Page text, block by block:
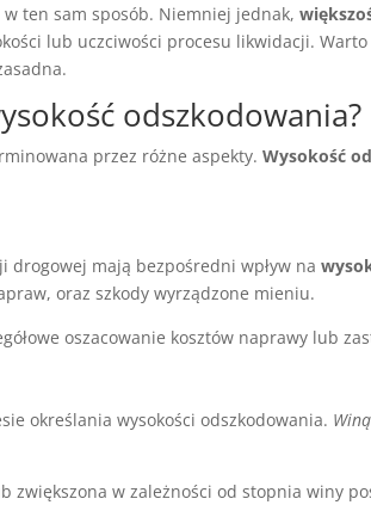
w ten sam sposób. Niemniej jednak,
lub uczciwości procesu likwidacji.
odszkodowania?
przez różne aspekty.Wysokość
drogowej mają bezpośredni wpływ na
oraz szkody wyrządzone mieniu.
oszacowanie kosztów naprawy lub
określania wysokości odszkodowania.
zwiększona w zależności od stopnia winy